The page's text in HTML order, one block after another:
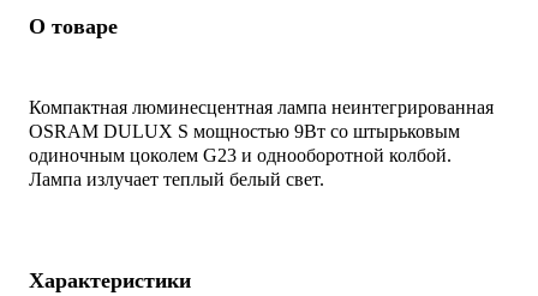
О товаре
Компактная люминесцентная лампа неинтегрированная
OSRAM DULUX S мощностью 9Вт со штырьковым
одиночным цоколем G23 и однооборотной колбой.
Лампа излучает теплый белый свет.
Характеристики